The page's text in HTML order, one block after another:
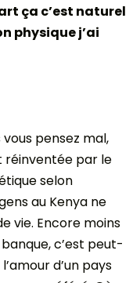
ça c’est naturel
physique j’ai
pensez mal,
réinventée par le
selon
au Kenya ne
vie. Encore moins
c’est peut-
d’un pays